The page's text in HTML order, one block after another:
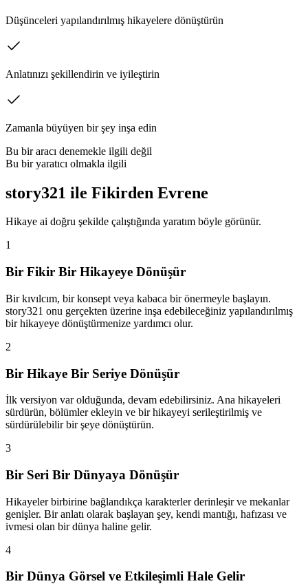
Düşünceleri yapılandırılmış hikayelere dönüştürün
Anlatınızı şekillendirin ve iyileştirin
Zamanla büyüyen bir şey inşa edin
Bu bir aracı denemekle ilgili değil
Bu bir yaratıcı olmakla ilgili
story321 ile Fikirden Evrene
Hikaye ai doğru şekilde çalıştığında yaratım böyle görünür.
1
Bir Fikir Bir Hikayeye Dönüşür
Bir kıvılcım, bir konsept veya kabaca bir önermeyle başlayın.
story321 onu gerçekten üzerine inşa edebileceğiniz yapılandırılmış
bir hikayeye dönüştürmenize yardımcı olur.
2
Bir Hikaye Bir Seriye Dönüşür
İlk versiyon var olduğunda, devam edebilirsiniz. Ana hikayeleri
sürdürün, bölümler ekleyin ve bir hikayeyi serileştirilmiş ve
sürdürülebilir bir şeye dönüştürün.
3
Bir Seri Bir Dünyaya Dönüşür
Hikayeler birbirine bağlandıkça karakterler derinleşir ve mekanlar
genişler. Bir anlatı olarak başlayan şey, kendi mantığı, hafızası ve
ivmesi olan bir dünya haline gelir.
4
Bir Dünya Görsel ve Etkileşimli Hale Gelir